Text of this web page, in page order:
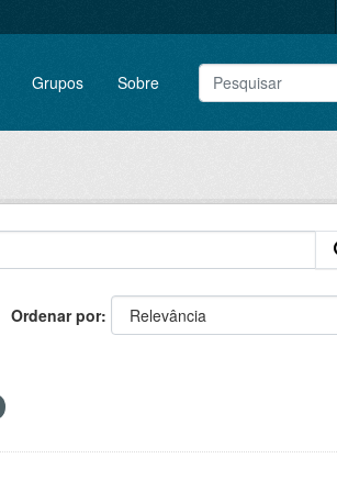
Grupos Sobre
Ordenar por